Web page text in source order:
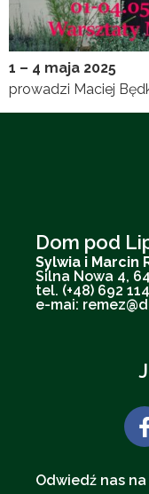
1 – 4 maja 2025
prowadzi Maciej
Dom pod
Sylwia i Marcin
Silna Nowa 4,
tel. (+48) 692
e-mai:
Odwiedź nas